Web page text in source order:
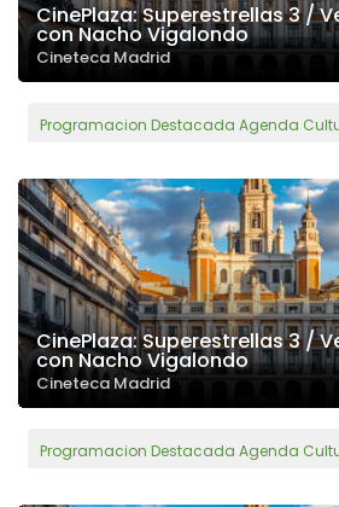
CinePlaza: Superestrellas 3 /
con Nacho Vigalondo
Cineteca Madrid
Programacion Destacada Agenda
CinePlaza: Superestrellas 3 /
con Nacho Vigalondo
Cineteca Madrid
Programacion Destacada Agenda